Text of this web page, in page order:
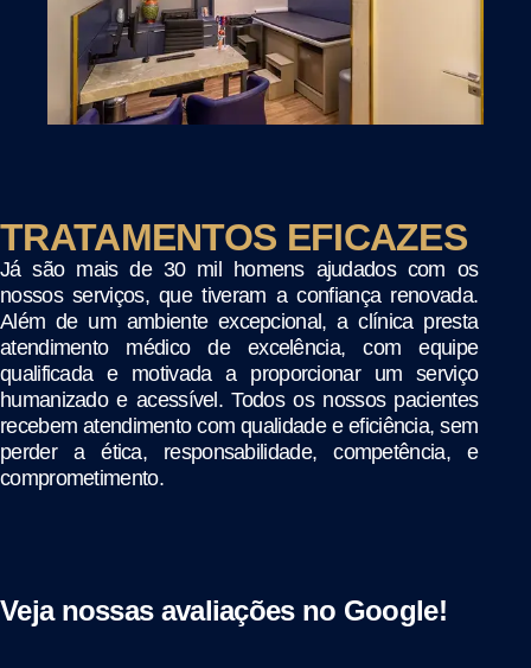
TRATAMENTOS EFICAZES
Já são mais de 30 mil homens ajudados com os
nossos serviços, que tiveram a confiança renovada.
Além de um ambiente excepcional, a clínica presta
atendimento médico de excelência, com equipe
qualificada e motivada a proporcionar um serviço
humanizado e acessível. Todos os nossos pacientes
recebem atendimento com qualidade e eficiência, sem
perder a ética, responsabilidade, competência, e
comprometimento.
Veja nossas avaliações no Google!